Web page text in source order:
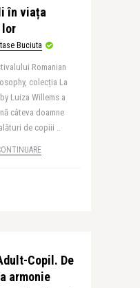
în viața
Buciuta
Romanian
colecția La
Luiza Willems a
câteva doamne
de copiii ..
Copil. De
armonie